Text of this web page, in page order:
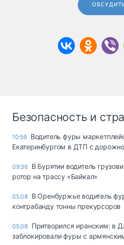
Безопасность и
10:56 Водитель фуры
Екатеринбургом в ДТП с
09:36 В Бурятии водитель
ротор на трассу «Байкал»
05.08 В Оренбуржье водитель
контрабанду тонны прекурсоров
05.08 Притворился иранским: в
заблокировали фуры с